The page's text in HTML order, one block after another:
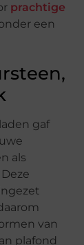
prachtige
een
gaf
als
van
plafond